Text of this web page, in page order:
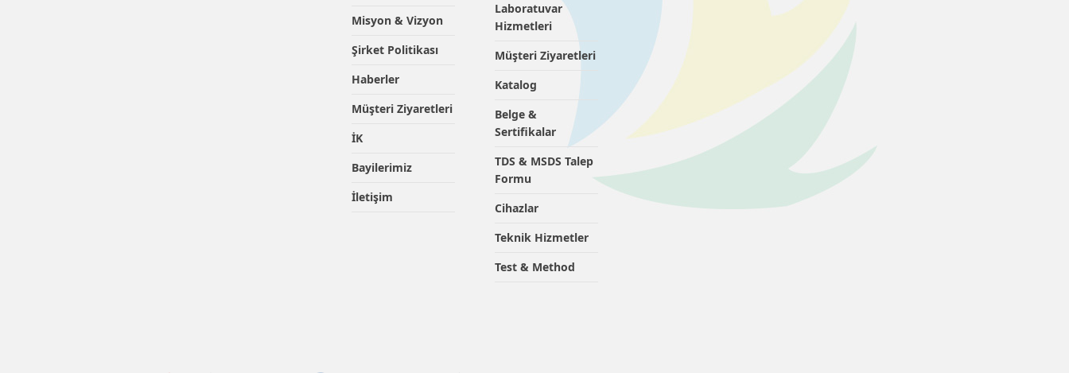
Misyon & Vizyon
Şirket Politikası
Haberler
Müşteri Ziyaretleri
İK
Bayilerimiz
İletişim
Laboratuvar
Hizmetleri
Müşteri Ziyaretleri
Katalog
Belge &
Sertifikalar
TDS & MSDS Talep
Formu
Cihazlar
Teknik Hizmetler
Test & Method